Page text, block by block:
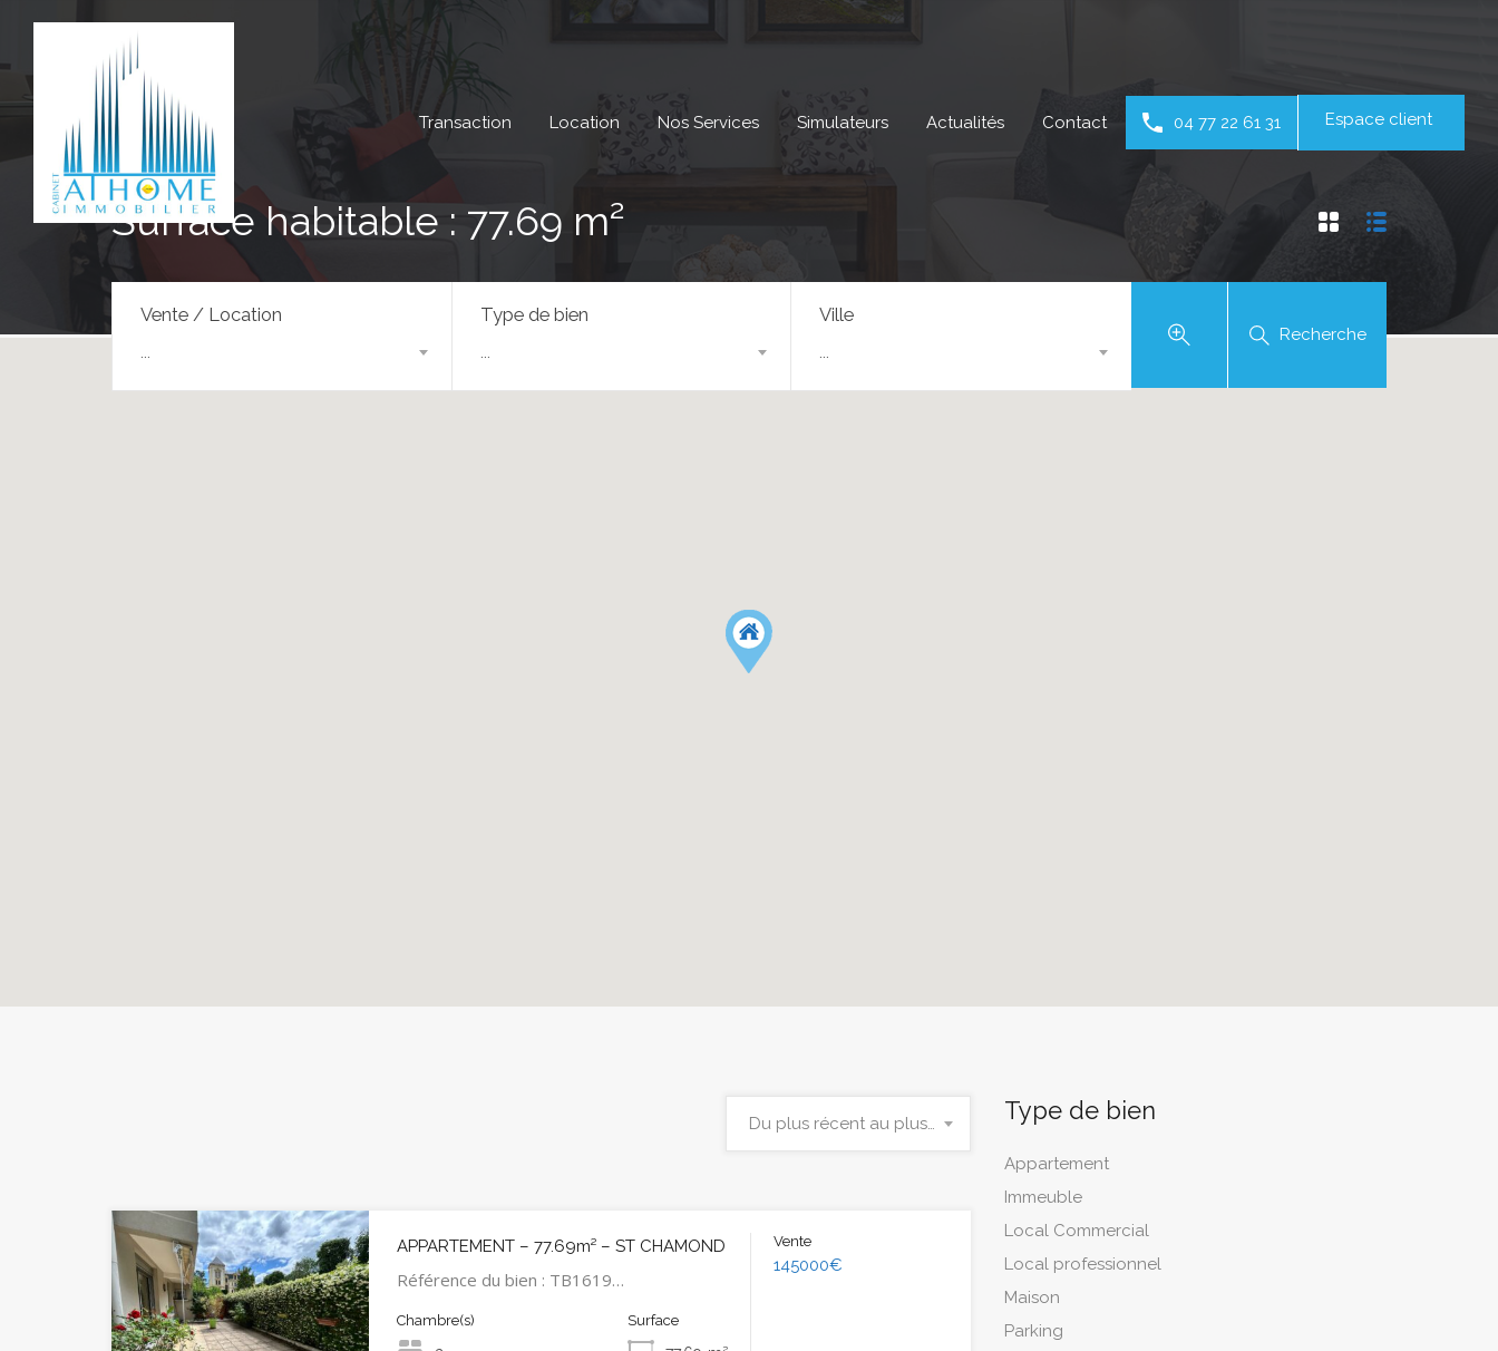
Transaction Location Nos Services Simulateurs Actualités Contact 04 77 22 61 31 Espace client
Surface habitable : 77.69 m²
Vente / Location Type de bien Ville
Recherche
Du plus récent au plus ancien
APPARTEMENT – 77.69m² – ST CHAMOND
Référence du bien : TB1619…
Chambre(s) Surface
Vente
145000€
Type de bien
Appartement
Immeuble
Local Commercial
Local professionnel
Maison
Parking